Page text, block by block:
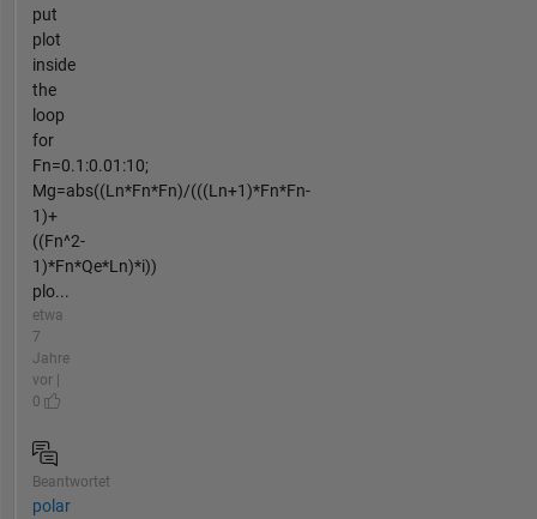
put
plot
inside
the
loop
for
Fn=0.1:0.01:10;
Mg=abs((Ln*Fn*Fn)/(((Ln+1)*Fn*Fn-
1)+
((Fn^2-
1)*Fn*Qe*Ln)*i))
plo...
etwa
7
Jahre
vor |
0
Beantwortet
polar